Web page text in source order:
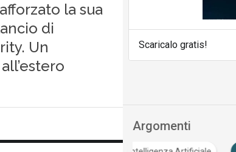
la sua
di
Un
Scaricalo gratis!
Argomenti